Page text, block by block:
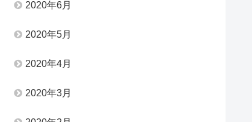
2020年6月
2020年5月
2020年4月
2020年3月